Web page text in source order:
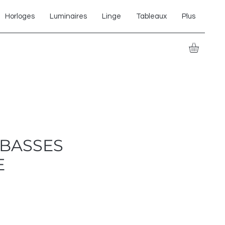
Horloges Luminaires Linge Tableaux Plus